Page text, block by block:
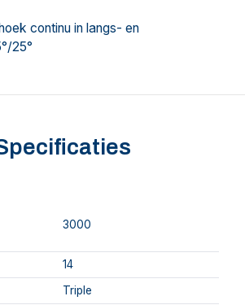
continu in langs- en
25°
3000
14
Triple